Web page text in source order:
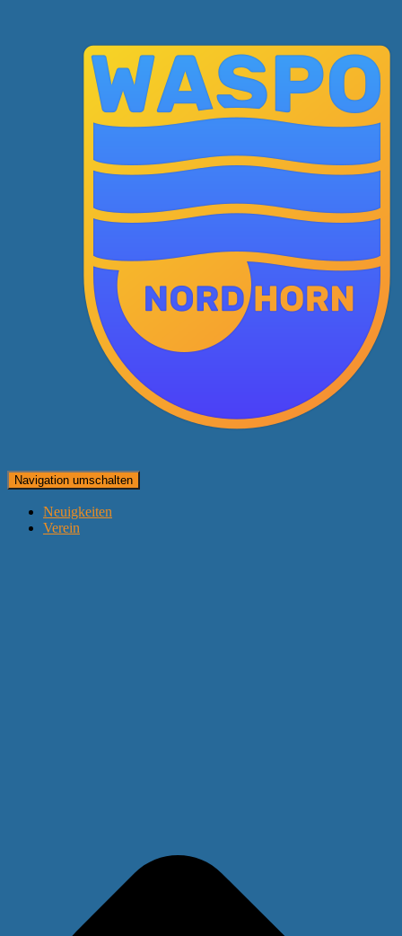
Navigation umschalten
Neuigkeiten
Verein